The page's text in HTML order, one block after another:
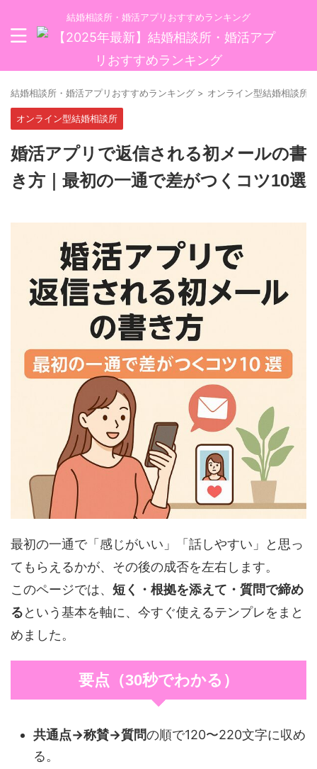
結婚相談所・婚活アプリおすすめランキング
結婚相談所・婚活アプリおすすめランキング > オンライン型結婚相談所
オンライン型結婚相談所
婚活アプリで返信される初メールの書
き方｜最初の一通で差がつくコツ10選
最初の一通で「感じがいい」「話しやすい」と思っ
てもらえるかが、その後の成否を左右します。
このページでは、 短く・根拠を添えて・質問で締め
るという基本を軸に、今すぐ使えるテンプレをまと
めました。
要点（30秒でわかる）
共通点→称賛→質問の順で120〜220文字に収め
る。